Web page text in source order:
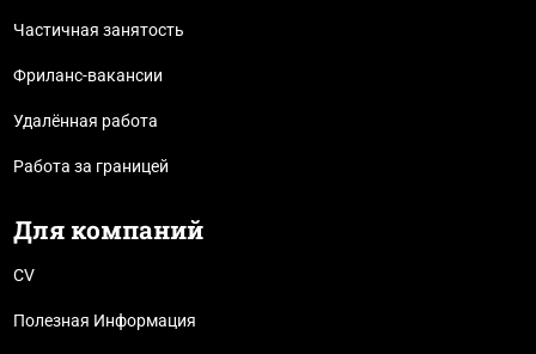
Частичная занятость
Фриланс-вакансии
Удалённая работа
Работа за границей
Для компаний
CV
Полезная Информация